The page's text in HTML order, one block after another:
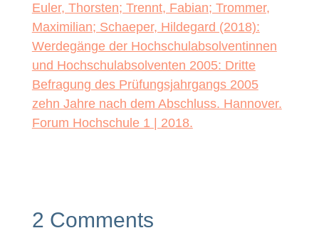
Euler, Thorsten; Trennt, Fabian; Trommer,
Maximilian; Schaeper, Hildegard (2018):
Werdegänge der Hochschulabsolventinnen
und Hochschulabsolventen 2005: Dritte
Befragung des Prüfungsjahrgangs 2005
zehn Jahre nach dem Abschluss. Hannover.
Forum Hochschule 1 | 2018.
2 Comments